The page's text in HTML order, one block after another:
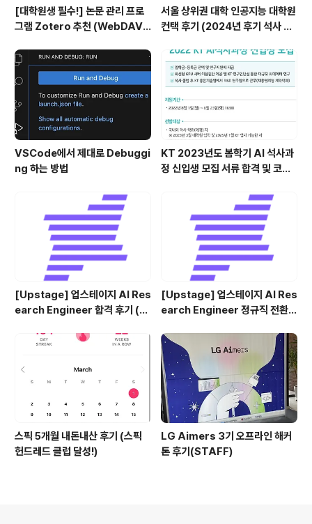
[대학원생 필수!] 논문 관리 프로
그램 Zotero 추천 (WebDAV
리)
서울 상위권 대학 인공지능 대학원
컨택 후기 (2024년 후기 석사 지
VSCode에서 제대로 Debuggi
ng 하는 방법
KT 2023년도 봄학기 AI 석사과
정 신입생 모집 서류 합격 및 코딩
[Upstage] 업스테이지 AI Res
earch Engineer 합격 후기 (정
[Upstage] 업스테이지 AI Res
earch Engineer 정규직 전환
스픽 5개월 내돈내산 후기 (스픽
헌드레드 클럽 달성!)
LG Aimers 3기 오프라인 해커
톤 후기(STAFF)